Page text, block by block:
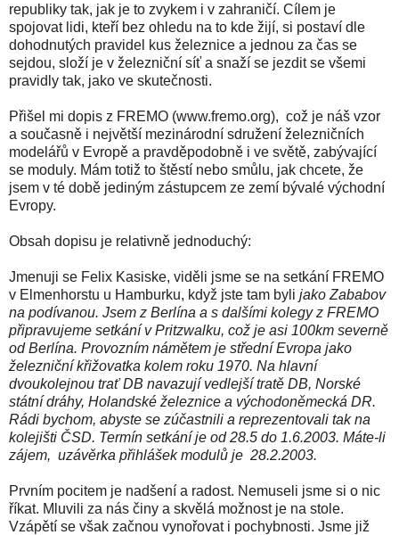
republiky tak, jak je to zvykem i v zahraničí. Cílem je
spojovat lidi, kteří bez ohledu na to kde žijí, si postaví dle
dohodnutých pravidel kus železnice a jednou za čas se
sejdou, složí je v železniční síť a snaží se jezdit se všemi
pravidly tak, jako ve skutečnosti.
Přišel mi dopis z FREMO (www.fremo.org), což je náš vzor
a současně i největší mezinárodní sdružení železničních
modelářů v Evropě a pravděpodobně i ve světě, zabývající
se moduly. Mám totiž to štěstí nebo smůlu, jak chcete, že
jsem v té době jediným zástupcem ze zemí bývalé východní
Evropy.
Obsah dopisu je relativně jednoduchý:
Jmenuji se Felix Kasiske, viděli jsme se na setkání FREMO
v Elmenhorstu u Hamburku, když jste tam byli jako Zababov
na podívanou. Jsem z Berlína a s dalšími kolegy z FREMO
připravujeme setkání v Pritzwalku, což je asi 100km severně
od Berlína. Provozním námětem je střední Evropa jako
železniční křižovatka kolem roku 1970. Na hlavní
dvoukolejnou trať DB navazují vedlejší tratě DB, Norské
státní dráhy, Holandské železnice a východoněmecká DR.
Rádi bychom, abyste se zúčastnili a reprezentovali tak na
kolejišti ČSD. Termín setkání je od 28.5 do 1.6.2003. Máte-li
zájem, uzávěrka přihlášek modulů je 28.2.2003.
Prvním pocitem je nadšení a radost. Nemuseli jsme si o nic
říkat. Mluvili za nás činy a skvělá možnost je na stole.
Vzápětí se však začnou vynořovat i pochybnosti. Jsme již